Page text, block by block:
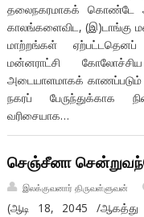
தலைநகரமாகக் கொண்டே
காலங்களைவிட, (இ)டாங்கு
மாற்றங்கள் ஏற்பட்டதெனப்
மன்னராட்சி
அடையாளமாகக் காணப்படும்
நகரப் பேருந்துக்காக
வரிசையாக…
செஞ்சீனா
இலக்குவனார் திருவள்ளுவன்
(ஆடி 18, 2045 /